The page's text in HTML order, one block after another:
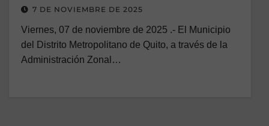
7 DE NOVIEMBRE DE 2025
Viernes, 07 de noviembre de 2025 .- El Municipio
del Distrito Metropolitano de Quito, a través de la
Administración Zonal…